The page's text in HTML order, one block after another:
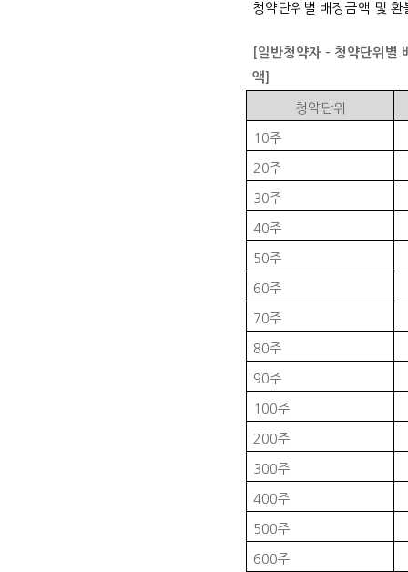
청약단위별 배정금액 및
일반청약자 - 청약단위별
액
청약단위
10주
20주
30주
40주
50주
60주
70주
80주
90주
100주
200주
300주
400주
500주
600주